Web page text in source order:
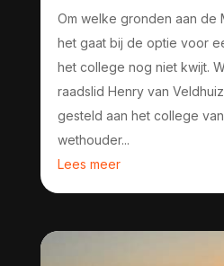
Om welke gronden aan de
het gaat bij de optie voor
het college nog niet kwijt.
raadslid Henry van
gesteld aan het college
wethouder...
Lees meer